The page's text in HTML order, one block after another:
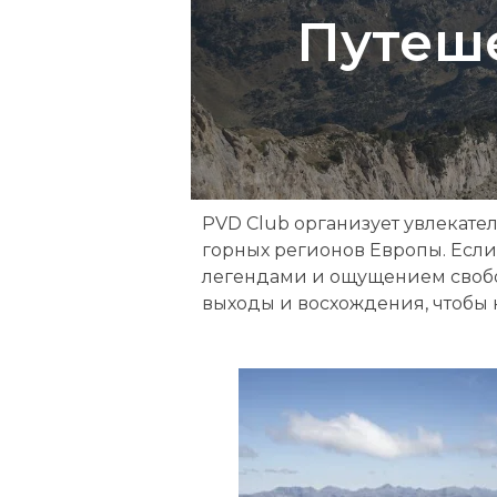
г
о
н
а
П
и
PVD Club организует
горных регионов Европы.
легендами и ощущением
выходы и восхождения, чтобы